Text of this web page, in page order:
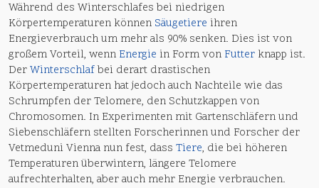
Während des Winterschlafes bei niedrigen
Körpertemperaturen können Säugetiere ihren
Energieverbrauch um mehr als 90% senken. Dies ist von
großem Vorteil, wenn Energie in Form von Futter knapp ist.
DerWinterschlafbei derart drastischen
Körpertemperaturen hat jedoch auch Nachteile wie das
Schrumpfen der Telomere, den Schutzkappen von
Chromosomen. In Experimenten mit Gartenschläfern und
Siebenschläfern stellten Forscherinnen und Forscher der
Vetmeduni Vienna nun fest, dass Tiere, die bei höheren
Temperaturen überwintern, längere Telomere
aufrechterhalten, aber auch mehr Energie verbrauchen.